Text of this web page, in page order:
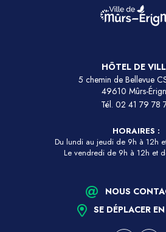
HÔTEL DE
5 chemin de Bellevue
49610 Mûrs-
Tél. 02 41 79 78
HORAIRES :
Du lundi au jeudi de 9h à 12h
Le vendredi de 9h à 12h et
NOUS
SE DÉPLACER